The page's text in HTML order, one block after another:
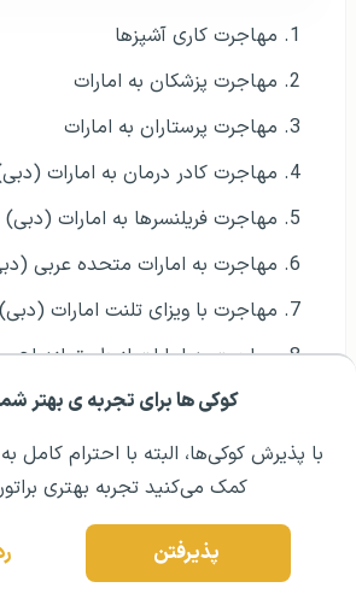
کوکی ها برای تجربه ی بهتر
با پذیرش کوکی‌ها، البته با احترام
کمک می‌کنید تجربه بهتری
پذیرفتن
مشــاوره اولیه رایگان: ۰۲۱ ۴۳۰۰۰ ۰۲۱
مهاجرت کاری آشپزها
مهاجرت پزشکان به امارات
مهاجرت پرستاران به امارات
مهاجرت کادر درمان به امارات
مهاجرت فریلنسرها به امارات (دبی)
مهاجرت به امارات متحده عربی
مهاجرت با ویزای تلنت امارات (دبی)
مهاجرت به امارات از طریق ازدواج
کار در امارات (دبی)
پرسش و پاسخ